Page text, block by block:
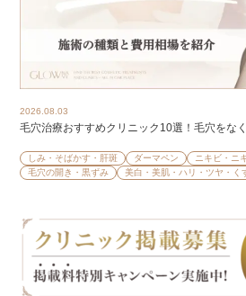
2026.08.03
毛穴治療おすすめクリニック10選！毛穴をな
しみ・そばかす・肝斑 ダーマペン ニキビ・ニ
毛穴の開き・黒ずみ
美白・美肌・ハリ・ツヤ・く